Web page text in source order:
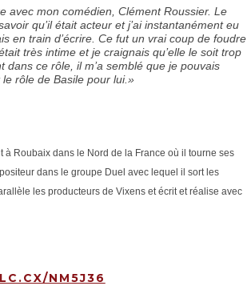
avec mon comédien, Clément Roussier. Le
qu’il était acteur et j’ai instantanément eu
en train d’écrire. Ce fut un vrai coup de foudre
très intime et je craignais qu’elle le soit trop
ce rôle, il m’a semblé que je pouvais
rôle de Basile pour lui.»
Roubaix dans le Nord de la France où il tourne ses
dans le groupe Duel avec lequel il sort les
les producteurs de Vixens et écrit et réalise avec
NM5J36